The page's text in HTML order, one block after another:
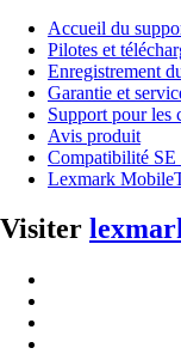
Accueil du
Pilotes et
Enregistrement
Garantie et
Support pour les
Avis produit
Compatibilité SE
Lexmark
Visiter